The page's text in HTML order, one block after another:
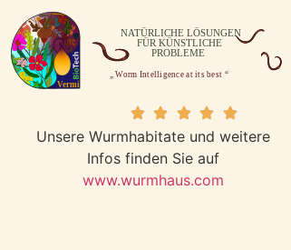
Unsere Wurmhabitate und weitere
Infos finden Sie auf
www.wurmhaus.com